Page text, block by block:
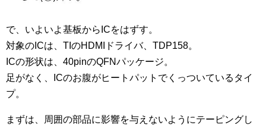
で、いよいよ基板からICをはずす。
対象のICは、TIのHDMIドライバ、TDP158。
ICの形状は、40pinのQFNパッケージ。
足がなく、ICのお腹がヒートパットでくっついているタイ
プ。
まずは、周囲の部品に影響を与えないようにテーピングし